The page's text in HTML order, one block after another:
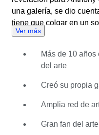
una galería, se dio
tiene que colgar en un
vivo que es creado por
arte moderno. Nunca
crear arte él mismo, por
algo que le permitió
Después de sus
Con los años, ha
Ver más
Más de 10
del arte
Creó su propia
Amplia red de
Gran fan del